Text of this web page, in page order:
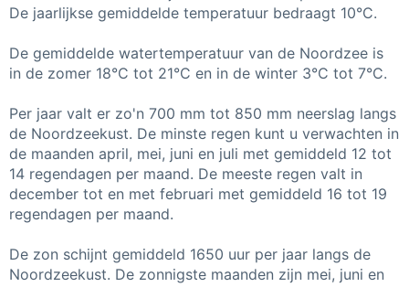
De jaarlijkse gemiddelde temperatuur bedraagt 10°C.
De gemiddelde watertemperatuur van de Noordzee is
in de zomer 18°C tot 21°C en in de winter 3°C tot 7°C.
Per jaar valt er zo'n 700 mm tot 850 mm neerslag langs
de Noordzeekust. De minste regen kunt u verwachten in
de maanden april, mei, juni en juli met gemiddeld 12 tot
14 regendagen per maand. De meeste regen valt in
december tot en met februari met gemiddeld 16 tot 19
regendagen per maand.
De zon schijnt gemiddeld 1650 uur per jaar langs de
Noordzeekust. De zonnigste maanden zijn mei, juni en